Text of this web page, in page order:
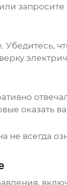
запросите
. Убедитесь,
оказать
не всегда
,